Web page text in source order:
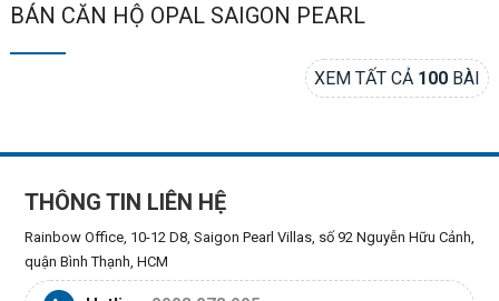
BÁN CĂN HỘ OPAL SAIGON PEARL
XEM TẤT CẢ 100 BÀI
THÔNG TIN LIÊN HỆ
Rainbow Office, 10-12 D8, Saigon Pearl Villas, số 92 Nguyễn Hữu Cảnh,
quận Bình Thạnh, HCM